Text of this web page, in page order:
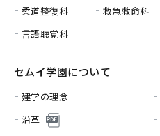
柔道整復科
言語聴覚科
救急救命科
セムイ学園について
建学の理念
沿革